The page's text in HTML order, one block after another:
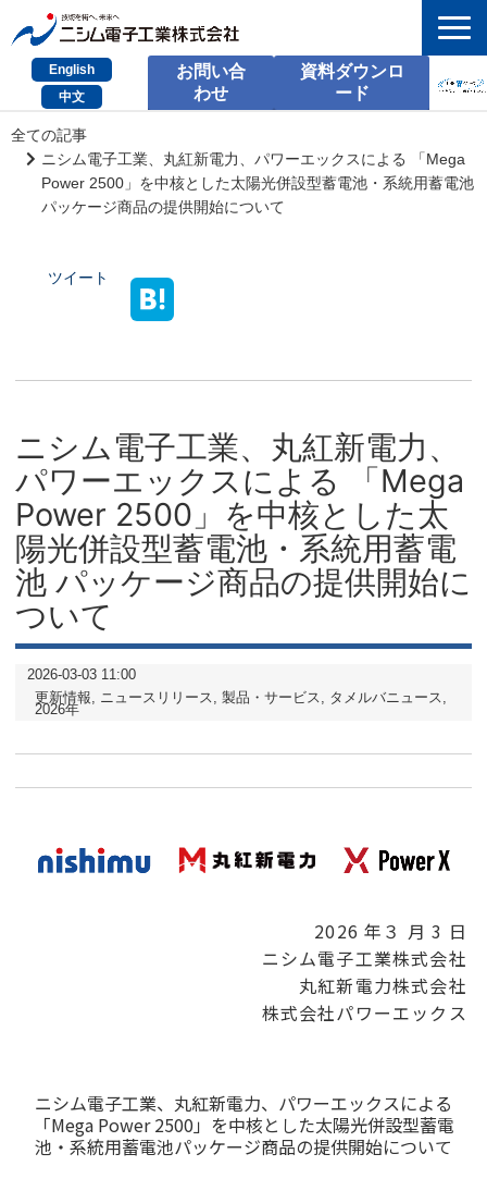
English
中文
お問い合
わせ
資料ダウンロ
ード
検索
お問い合わせ
全ての記事
ニシム電子工業、丸紅新電力、パワーエックスによる 「Mega
Power 2500」を中核とした太陽光併設型蓄電池・系統用蓄電池
パッケージ商品の提供開始について
ツイート
ニシム電子工業、丸紅新電力、
パワーエックスによる 「Mega
Power 2500」を中核とした太
陽光併設型蓄電池・系統用蓄電
池 パッケージ商品の提供開始に
ついて
2026-03-03 11:00
更新情報
ニュースリリース 製品・サービス タメルバニュース
2026年
2026 年３ 月 3 日
ニシム電子工業株式会社
丸紅新電力株式会社
株式会社パワーエックス
ニシム電子工業、丸紅新電力、パワーエックスによる
「Mega Power 2500」を中核とした太陽光併設型蓄電
池・系統用蓄電池パッケージ商品の提供開始について